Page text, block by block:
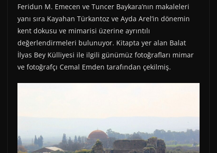
Feridun M. Emecen ve Tuncer Baykara’nın makaleleri
yanı sıra Kayahan Türkantoz ve Ayda Arel’in dönemin
kent dokusu ve mimarisi üzerine ayrıntılı
değerlendirmeleri bulunuyor. Kitapta yer alan Balat
İlyas Bey Külliyesi ile ilgili günümüz fotoğrafları mimar
ve fotoğrafçı Cemal Emden tarafından çekilmiş.